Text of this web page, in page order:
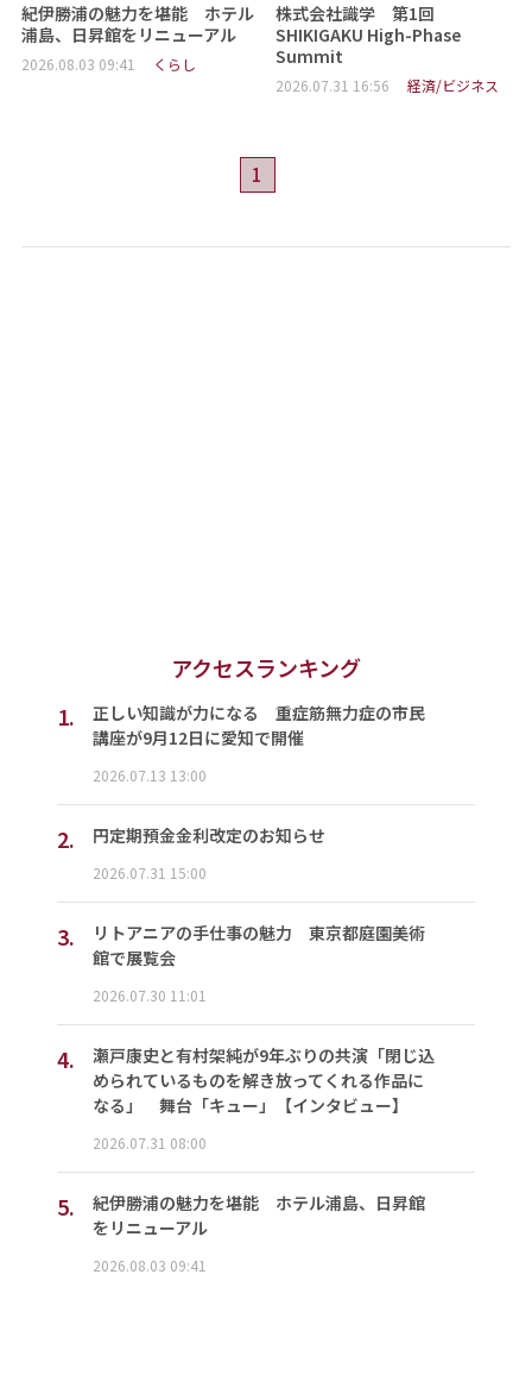
紀伊勝浦の魅力を堪能 ホテル
浦島、日昇館をリニューアル
2026.08.03 09:41 くらし
株式会社識学 第1回
SHIKIGAKU High-Phase
Summit
2026.07.31 16:56 経済/ビジネス
1
アクセスランキング
1.
正しい知識が力になる 重症筋無力症の市民
講座が9月12日に愛知で開催
2026.07.13 13:00
2. 円定期預金金利改定のお知らせ
2026.07.31 15:00
3.
リトアニアの手仕事の魅力 東京都庭園美術
館で展覧会
2026.07.30 11:01
4.
瀬戸康史と有村架純が9年ぶりの共演「閉じ込
められているものを解き放ってくれる作品に
なる」 舞台「キュー」【インタビュー】
2026.07.31 08:00
5.
紀伊勝浦の魅力を堪能 ホテル浦島、日昇館
をリニューアル
2026.08.03 09:41